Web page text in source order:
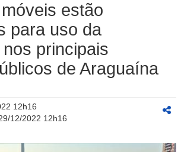
estão
para uso da
principais
de Araguaína
12h16
12/2022 12h16